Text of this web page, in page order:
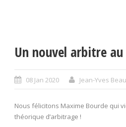
Un nouvel arbitre au
08 Jan 2020 Jean-Yves
Nous félicitons Maxime Bourde qui
théorique d’arbitrage !